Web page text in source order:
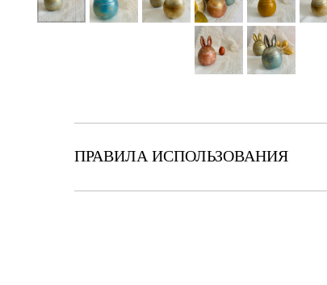
ПРАВИЛА ИСПОЛЬЗОВАНИЯ